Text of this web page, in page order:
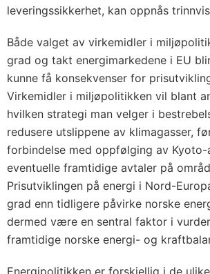
leveringssikkerhet, kan oppnås
Både valget av virkemidler i
grad og takt energimarkedene i EU
kunne få konsekvenser for
Virkemidler i miljøpolitikken vil blant
hvilken strategi man velger i
redusere utslippene av klimagasser,
forbindelse med oppfølging av Kyoto-
eventuelle framtidige avtaler på
Prisutviklingen på energi i Nord-
grad enn tidligere påvirke norske
dermed være en sentral faktor i
framtidige norske energi- og
Energipolitikken er forskjellig i de